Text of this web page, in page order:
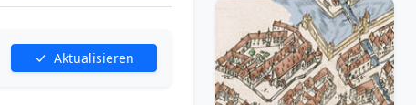
Aktualisieren